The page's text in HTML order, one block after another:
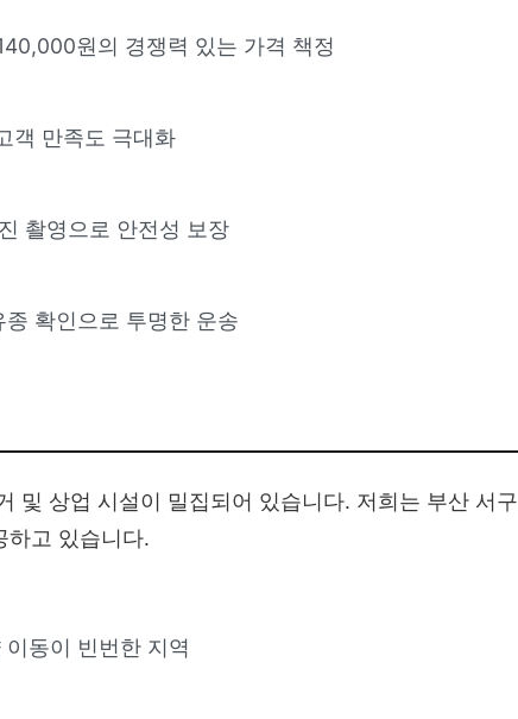
원의 경쟁력 있는 가격 책정
객 만족도 극대화
촬영으로 안전성 보장
확인으로 투명한 운송
및 상업 시설이 밀집되어 있습니다. 저희는 부산 서구
하고 있습니다.
동이 빈번한 지역